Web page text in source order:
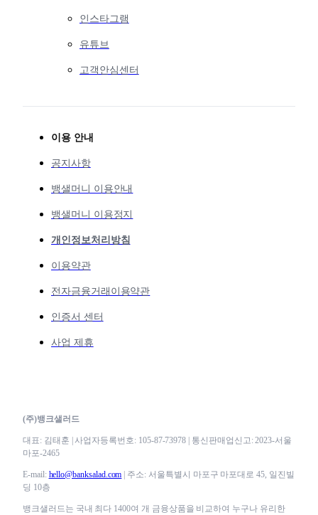
인스타그램
유튜브
고객안심센터
이용 안내
공지사항
뱅샐머니 이용안내
뱅샐머니 이용정지
개인정보처리방침
이용약관
전자금융거래이용약관
인증서 센터
사업 제휴
(주)뱅크샐러드
대표: 김태훈 | 사업자등록번호: 105-87-73978 | 통신판매업신고: 2023-서울
마포-2465
E-mail: hello@banksalad.com | 주소: 서울특별시 마포구 마포대로 45, 일진빌
딩 10층
뱅크샐러드는 국내 최다 1400여 개 금융상품을 비교하여 누구나 유리한